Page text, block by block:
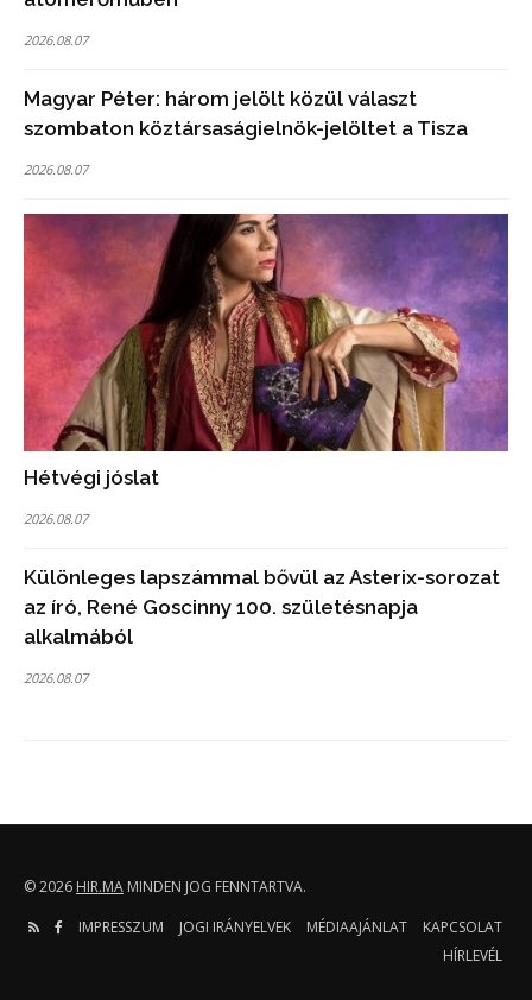
2026.08.07
Magyar Péter: három jelölt közül választ
szombaton köztársaságielnök-jelöltet a Tisza
2026.08.07
Hétvégi jóslat
2026.08.07
Különleges lapszámmal bővül az Asterix-sorozat
az író, René Goscinny 100. születésnapja
alkalmából
2026.08.07
© 2026 HIR.MA MINDEN JOG FENNTARTVA.
IMPRESSZUM
JOGI IRÁNYELVEK MÉDIAAJÁNLAT
KAPCSOLAT
HÍRLEVÉL